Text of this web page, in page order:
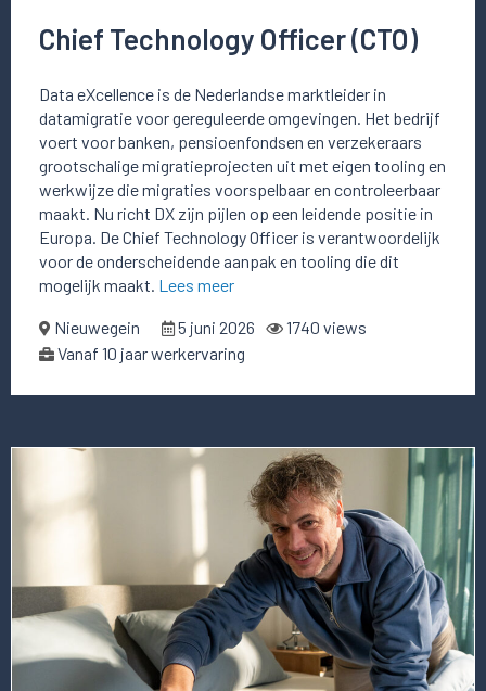
Chief Technology Officer (CTO)
Data eXcellence is de Nederlandse marktleider in
datamigratie voor gereguleerde omgevingen. Het bedrijf
voert voor banken, pensioenfondsen en verzekeraars
grootschalige migratieprojecten uit met eigen tooling en
werkwijze die migraties voorspelbaar en controleerbaar
maakt. Nu richt DX zijn pijlen op een leidende positie in
Europa. De Chief Technology Officer is verantwoordelijk
voor de onderscheidende aanpak en tooling die dit
mogelijk maakt. Lees meer
Nieuwegein 5 juni 2026
1740 views
Vanaf 10 jaar werkervaring
over
Head
of
Technology